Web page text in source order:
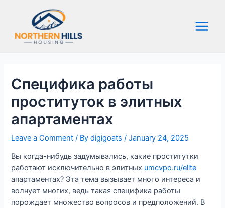
Специфика работы
проституток в элитных
апартаментах
Leave a Comment / Bydigigoats /January 24, 2025
Вы когда-нибудь задумывались, какие проститутки
работают исключительно в элитных umcvpo.ru/elite
апартаментах? Эта тема вызывает много интереса и
волнует многих, ведь такая специфика работы
порождает множество вопросов и предположений. В